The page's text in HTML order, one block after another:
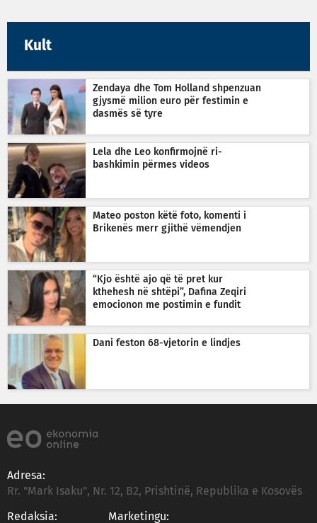
Kult
Zendaya dhe Tom Holland shpenzuan
gjysmë milion euro për festimin e
dasmës së tyre
Lela dhe Leo konfirmojnë ri-
bashkimin përmes videos
Mateo poston këtë foto, komenti i
Brikenës merr gjithë vëmendjen
“Kjo është ajo që të pret kur
kthehesh në shtëpi”, Dafina Zeqiri
emocionon me postimin e fundit
Dani feston 68-vjetorin e lindjes
Adresa:
Rr. "Mark Isaku", Nr. 12, B2, Prishtinë, Republika e Kosovës
Redaksia:
Marketingu: